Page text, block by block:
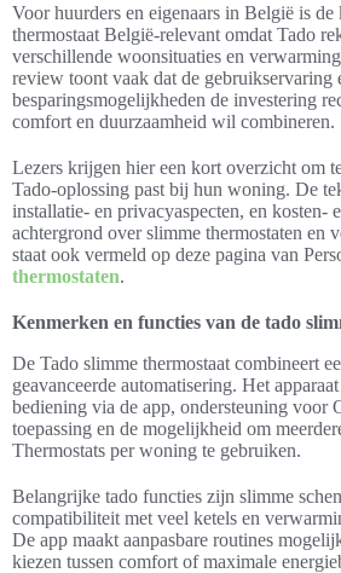
Voor huurders en eigenaars in België is
thermostaat België-relevant omdat Tado
verschillende woonsituaties en
review toont vaak dat de gebruikservaring
besparingsmogelijkheden de investering
comfort en duurzaamheid wil combineren.
Lezers krijgen hier een kort overzicht om
Tado-oplossing past bij hun woning. De
installatie- en privacyaspecten, en kosten-
achtergrond over slimme thermostaten en
staat ook vermeld op deze pagina van
thermostaten.
Kenmerken en functies van de tado
De Tado slimme thermostaat combineert
geavanceerde automatisering. Het
bediening via de app, ondersteuning voor
toepassing en de mogelijkheid om
Thermostats per woning te gebruiken.
Belangrijke tado functies zijn slimme
compatibiliteit met veel ketels en
De app maakt aanpasbare routines
kiezen tussen comfort of maximale